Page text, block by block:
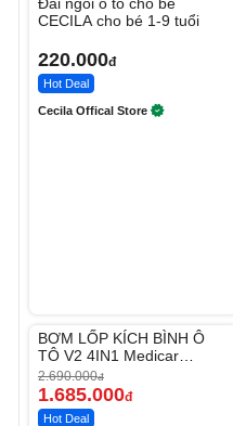
CECILA cho bé 1-9 tuổi
220.000đ
Hot Deal
Cecila Offical Store
-37%
BƠM LỐP KÍCH BÌNH Ô
TÔ V2 4IN1 Medicar
12.000mAh
2.690.000đ
1.685.000đ
Hot Deal